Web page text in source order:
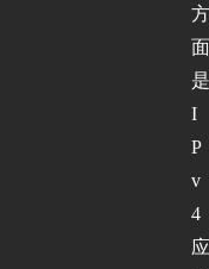
方
面
是
I
P
v
4
应